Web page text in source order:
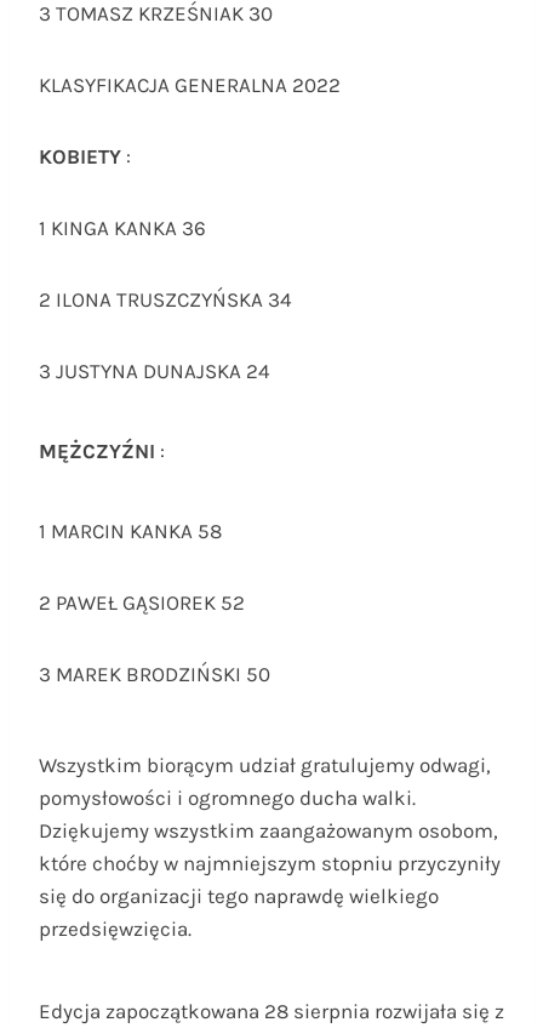
3 TOMASZ KRZEŚNIAK 30
KLASYFIKACJA GENERALNA 2022
KOBIETY :
1 KINGA KANKA 36
2 ILONA TRUSZCZYŃSKA 34
3 JUSTYNA DUNAJSKA 24
MĘŻCZYŹNI :
1 MARCIN KANKA 58
2 PAWEŁ GĄSIOREK 52
3 MAREK BRODZIŃSKI 50
Wszystkim biorącym udział gratulujemy odwagi,
pomysłowości i ogromnego ducha walki.
Dziękujemy wszystkim zaangażowanym osobom,
które choćby w najmniejszym stopniu przyczyniły
się do organizacji tego naprawdę wielkiego
przedsięwzięcia.
Edycja zapoczątkowana 28 sierpnia rozwijała się z